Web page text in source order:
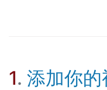
1. 添加你